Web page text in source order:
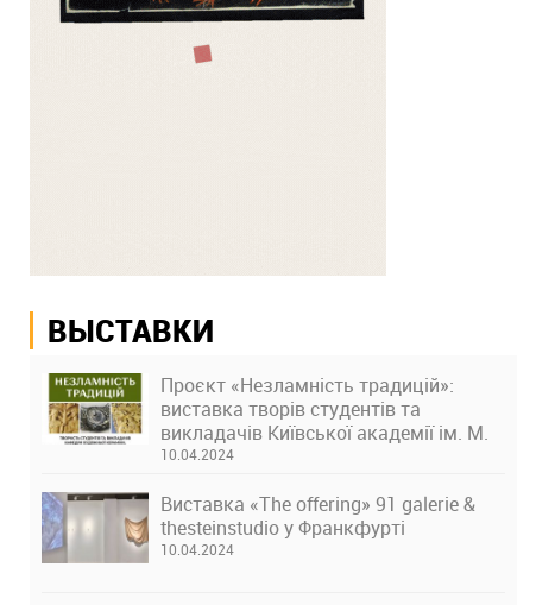
ВЫСТАВКИ
Проєкт «Незламність традицій»:
виставка творів студентів та
викладачів Київської академії ім. М.
Бойчука
10.04.2024
Виставка «The offering» 91 galerie &
thesteinstudio у Франкфурті
10.04.2024